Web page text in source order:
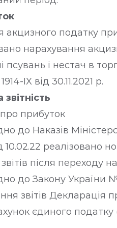
акцизного податку
нарахування
псувань і нестач в
IX від 30.11.2021 р.
прибуток
до Наказів
10.02.22 реалізовано
після переходу
до Закону України
звітів Декларація
єдиного податку